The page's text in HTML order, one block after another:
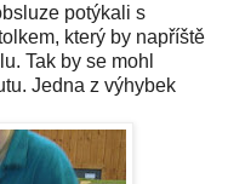
potýkali s
který by napříště
Tak by se mohl
Jedna z výhybek